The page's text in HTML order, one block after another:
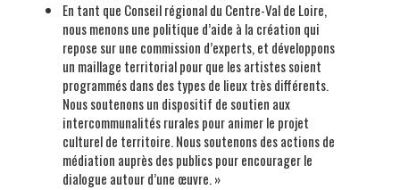
En tant que Conseil régional du Centre-Val de Loire,
nous menons une politique d’aide à la création qui
repose sur une commission d’experts, et développons
un maillage territorial pour que les artistes soient
programmés dans des types de lieux très différents.
Nous soutenons un dispositif de soutien aux
intercommunalités rurales pour animer le projet
culturel de territoire. Nous soutenons des actions de
médiation auprès des publics pour encourager le
dialogue autour d’une œuvre. »